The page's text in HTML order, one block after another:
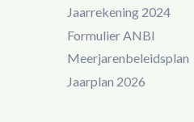
Jaarrekening 2024
Formulier ANBI
Meerjarenbeleidsplan
Jaarplan 2026